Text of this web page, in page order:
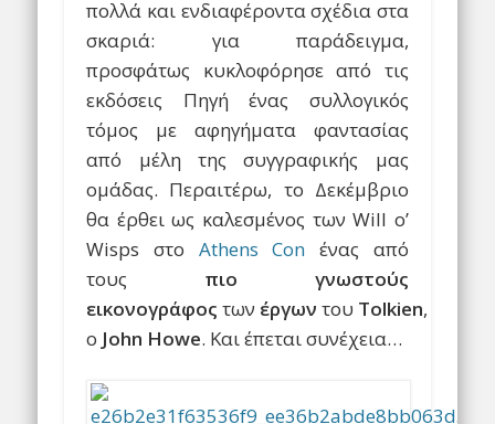
πολλά και ενδιαφέροντα σχέδια στα
σκαριά: για παράδειγμα,
προσφάτως κυκλοφόρησε από τις
εκδόσεις Πηγή ένας συλλογικός
τόμος με αφηγήματα φαντασίας
από μέλη της συγγραφικής μας
ομάδας. Περαιτέρω, το Δεκέμβριο
θα έρθει ως καλεσμένος των Will o’
Wisps στο Athens Con ένας από
τους πιο γνωστούς
εικονογράφος των έργων του Tolkien,
ο John Howe. Και έπεται συνέχεια…